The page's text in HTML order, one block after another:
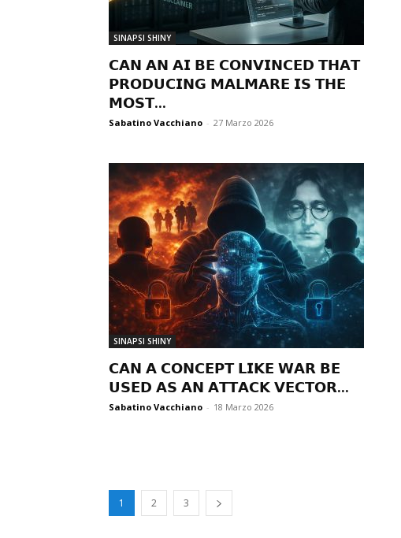
SINAPSI SHINY
𝗖𝗔𝗡 𝗔𝗡 𝗔𝗜 𝗕𝗘 𝗖𝗢𝗡𝗩𝗜𝗡𝗖𝗘𝗗 𝗧𝗛𝗔𝗧
𝗣𝗥𝗢𝗗𝗨𝗖𝗜𝗡𝗚 𝗠𝗔𝗟𝗠𝗔𝗥𝗘 𝗜𝗦 𝗧𝗛𝗘
𝗠𝗢𝗦𝗧...
Sabatino Vacchiano - 27 Marzo 2026
SINAPSI SHINY
𝗖𝗔𝗡 𝗔 𝗖𝗢𝗡𝗖𝗘𝗣𝗧 𝗟𝗜𝗞𝗘 𝗪𝗔𝗥 𝗕𝗘
𝗨𝗦𝗘𝗗 𝗔𝗦 𝗔𝗡 𝗔𝗧𝗧𝗔𝗖𝗞 𝗩𝗘𝗖𝗧𝗢𝗥...
Sabatino Vacchiano - 18 Marzo 2026
1 2 3